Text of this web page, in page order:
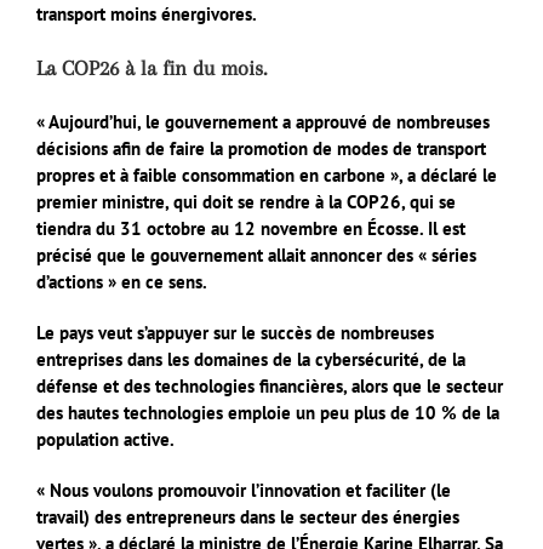
transport moins énergivores.
La COP26 à la fin du mois.
« Aujourd’hui, le gouvernement a approuvé de nombreuses
décisions afin de faire la promotion de modes de transport
propres et à faible consommation en carbone », a déclaré le
premier ministre, qui doit se rendre à la COP26, qui se
tiendra du 31 octobre au 12 novembre en Écosse. Il est
précisé que le gouvernement allait annoncer des « séries
d’actions » en ce sens.
Le pays veut s’appuyer sur le succès de nombreuses
entreprises dans les domaines de la cybersécurité, de la
défense et des technologies financières, alors que le secteur
des hautes technologies emploie un peu plus de 10 % de la
population active.
« Nous voulons promouvoir l’innovation et faciliter (le
travail) des entrepreneurs dans le secteur des énergies
vertes », a déclaré la ministre de l’Énergie Karine Elharrar. Sa